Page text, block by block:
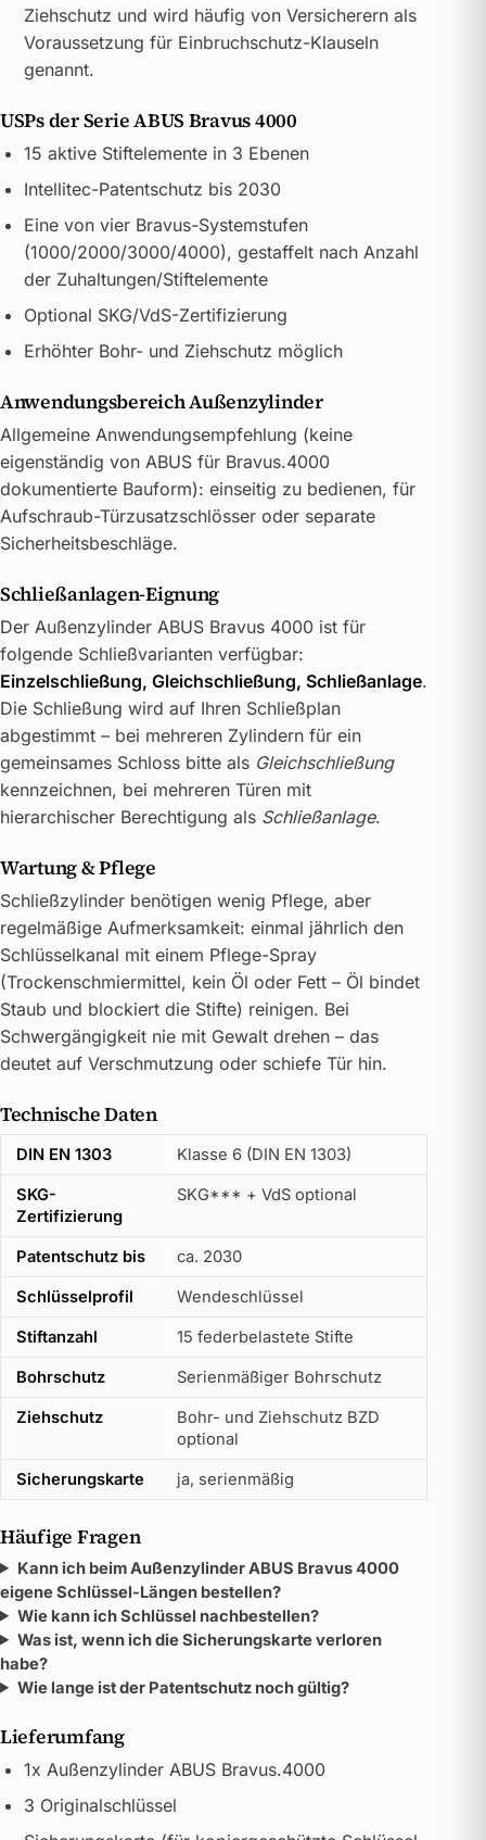
Ziehschutz und wird häufig von Versicherern als
Voraussetzung für Einbruchschutz-Klauseln
genannt.
USPs der Serie ABUS Bravus 4000
15 aktive Stiftelemente in 3 Ebenen
Intellitec-Patentschutz bis 2030
Eine von vier Bravus-Systemstufen
(1000/2000/3000/4000), gestaffelt nach Anzahl
der Zuhaltungen/Stiftelemente
Optional SKG/VdS-Zertifizierung
Erhöhter Bohr- und Ziehschutz möglich
Anwendungsbereich Außenzylinder
Allgemeine Anwendungsempfehlung (keine
eigenständig von ABUS für Bravus.4000
dokumentierte Bauform): einseitig zu bedienen, für
Aufschraub-Türzusatzschlösser oder separate
Sicherheitsbeschläge.
Schließanlagen-Eignung
Der Außenzylinder ABUS Bravus 4000 ist für
folgende Schließvarianten verfügbar:
Einzelschließung, Gleichschließung, Schließanlage.
Die Schließung wird auf Ihren Schließplan
abgestimmt – bei mehreren Zylindern für ein
gemeinsames Schloss bitte als Gleichschließung
kennzeichnen, bei mehreren Türen mit
hierarchischer Berechtigung als Schließanlage.
Wartung & Pflege
Schließzylinder benötigen wenig Pflege, aber
regelmäßige Aufmerksamkeit: einmal jährlich den
Schlüsselkanal mit einem Pflege-Spray
(Trockenschmiermittel, kein Öl oder Fett – Öl bindet
Staub und blockiert die Stifte) reinigen. Bei
Schwergängigkeit nie mit Gewalt drehen – das
deutet auf Verschmutzung oder schiefe Tür hin.
Technische Daten
DIN EN 1303 Klasse 6 (DIN EN 1303)
SKG-
Zertifizierung
SKG*** + VdS optional
Patentschutz bis ca. 2030
Schlüsselprofil Wendeschlüssel
Stiftanzahl 15 federbelastete Stifte
Bohrschutz Serienmäßiger Bohrschutz
Ziehschutz
Bohr- und Ziehschutz BZD
optional
Sicherungskarte ja, serienmäßig
Häufige Fragen
Kann ich beim Außenzylinder ABUS Bravus 4000
eigene Schlüssel-Längen bestellen?
Wie kann ich Schlüssel nachbestellen?
Was ist, wenn ich die Sicherungskarte verloren
habe?
Wie lange ist der Patentschutz noch gültig?
Lieferumfang
1x Außenzylinder ABUS Bravus.4000
3 Originalschlüssel